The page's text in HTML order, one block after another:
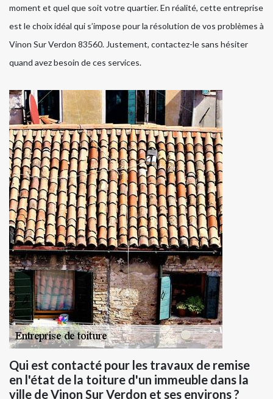
moment et quel que soit votre quartier. En réalité, cette entreprise
est le choix idéal qui s’impose pour la résolution de vos problèmes à
Vinon Sur Verdon 83560. Justement, contactez-le sans hésiter
quand avez besoin de ces services.
Qui est contacté pour les travaux de remise
en l'état de la toiture d'un immeuble dans la
ville de Vinon Sur Verdon et ses environs ?